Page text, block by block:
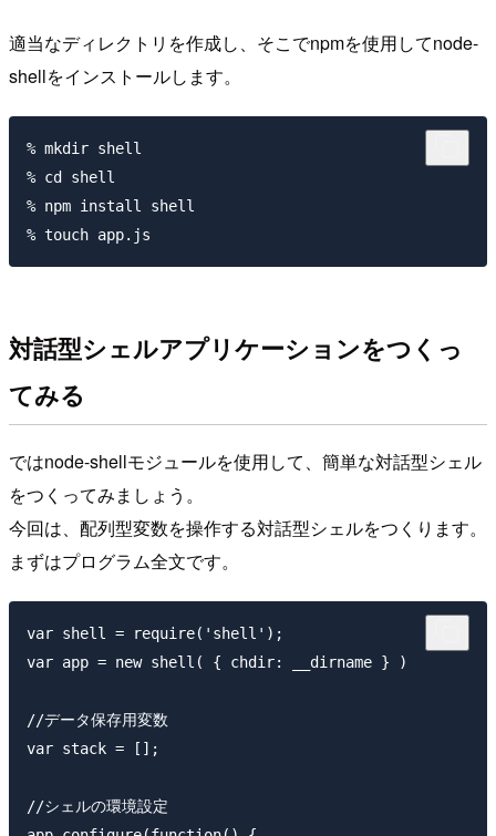
適当なディレクトリを作成し、そこでnpmを使用してnode-
shellをインストールします。
% mkdir shell
% cd shell
% npm install shell
対話型シェルアプリケーションをつくっ
てみる
ではnode-shellモジュールを使用して、簡単な対話型シェル
をつくってみましょう。
今回は、配列型変数を操作する対話型シェルをつくります。
まずはプログラム全文です。
var shell = require('shell');
var app = new shell( { chdir: __dirname } )
//データ保存用変数
var stack = [];
//シェルの環境設定